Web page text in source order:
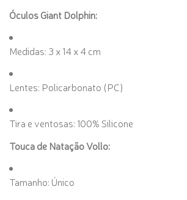
Óculos Giant Dolphin:
Medidas: 3 x 14 x 4 cm
Lentes: Policarbonato (PC)
Tira e ventosas: 100% Silicone
Touca de Natação Vollo:
Tamanho: Único